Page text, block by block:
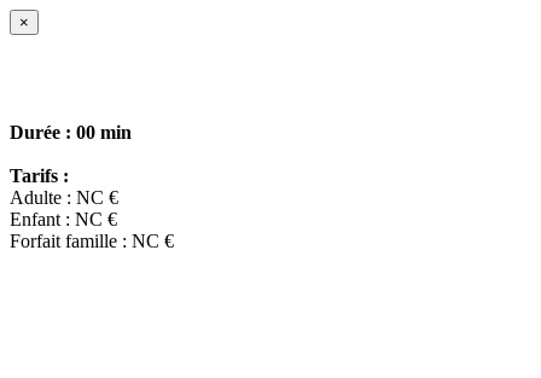
×
Durée : 00 min
Tarifs :
Adulte : NC €
Enfant : NC €
Forfait famille : NC €